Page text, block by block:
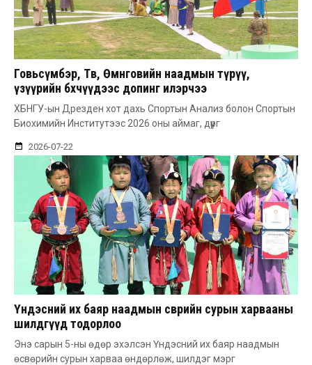
Говьсүмбэр, Төв, Өмнөговийн наадмын түрүү,
үзүүрийн бөхчүүдээс допинг илэрчээ
ХБНГУ-ын Дрезден хот дахь Спортын Анализ болон Спортын
Биохимийн Институтээс 2026 оны аймаг, дүүрг
2026-07-22
Үндэсний их баяр наадмын өсвөрийн сурын харвааны
шилдгүүд тодорлоо
Энэ сарын 5-ны өдөр эхэлсэн Үндэсний их баяр наадмын
өсвөрийн сурын харваа өндөрлөж, шилдэг мэрг